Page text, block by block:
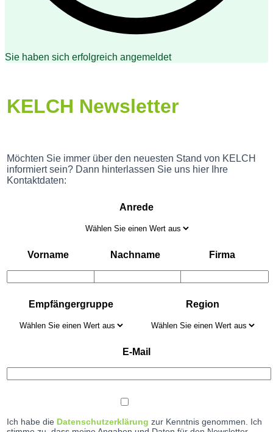
Sie haben sich erfolgreich angemeldet
KELCH Newsletter
Möchten Sie immer über den neuesten Stand von KELCH
informiert sein? Dann hinterlassen Sie uns hier Ihre
Kontaktdaten:
Anrede
Vorname Nachname Firma
Empfängergruppe Region
E-Mail
Ich habe die Datenschutzerklärung zur Kenntnis genommen. Ich